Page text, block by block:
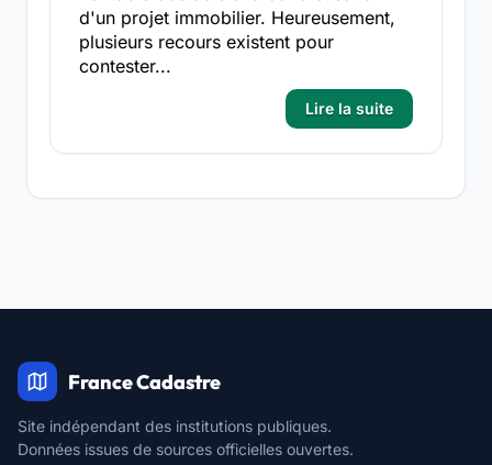
d'un projet immobilier. Heureusement,
plusieurs recours existent pour
contester...
Lire la suite
France Cadastre
Site indépendant des institutions publiques.
Données issues de sources officielles ouvertes.